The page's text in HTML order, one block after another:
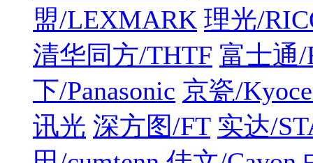
盟/LEXMARK 理光/
清华同方/THTF 富士通/
下/Panasonic 京瓷/
讯光 深方图/FT 实达/